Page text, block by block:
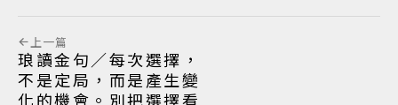
上一篇
琅讀金句／每次選擇，
不是定局，而是產生變
化的機會。別把選擇看